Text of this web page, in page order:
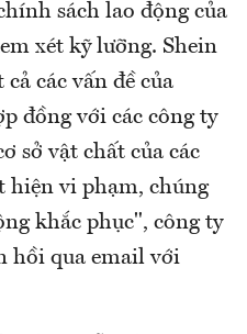
sách lao động của
xét kỹ lưỡng. Shein
các vấn đề của
đồng với các công ty
sở vật chất của các
hiện vi phạm, chúng
khắc phục", công ty
hồi qua email với